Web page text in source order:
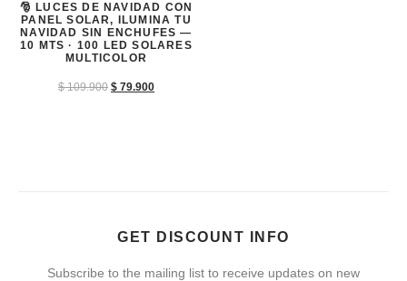
🎅 LUCES DE NAVIDAD CON
PANEL SOLAR, ILUMINA TU
NAVIDAD SIN ENCHUFES —
10 MTS · 100 LED SOLARES
MULTICOLOR
$109.900 $ 79.900
GET DISCOUNT INFO
Subscribe to the mailing list to receive updates on new